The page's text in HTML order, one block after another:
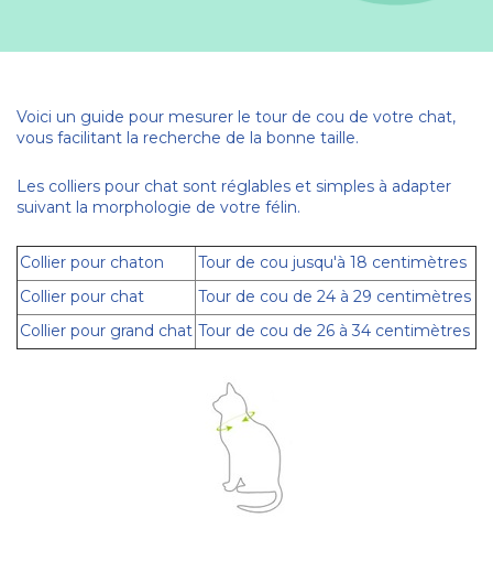
Voici un guide pour mesurer le tour de cou de votre chat,
vous facilitant la recherche de la bonne taille.
Les colliers pour chat sont réglables et simples à adapter
suivant la morphologie de votre félin.
Collier pour chaton
Tour de cou jusqu'à 18 centimètres
Collier pour chat
Tour de cou de 24 à 29 centimètres
Collier pour grand chat Tour de cou de 26 à 34 centimètres